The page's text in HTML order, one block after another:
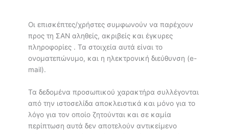
Οι επισκέπτες/χρήστες συμφωνούν να παρέχουν
προς τη ΣΑΝ αληθείς, ακριβείς και έγκυρες
πληροφορίες . Τα στοιχεία αυτά είναι το
ονοματεπώνυμο, και η ηλεκτρονική διεύθυνση (e-
mail).
Τα δεδομένα προσωπικού χαρακτήρα συλλέγονται
από την ιστοσελίδα αποκλειστικά και μόνο για το
λόγο για τον οποίο ζητούνται και σε καμία
περίπτωση αυτά δεν αποτελούν αντικείμενο